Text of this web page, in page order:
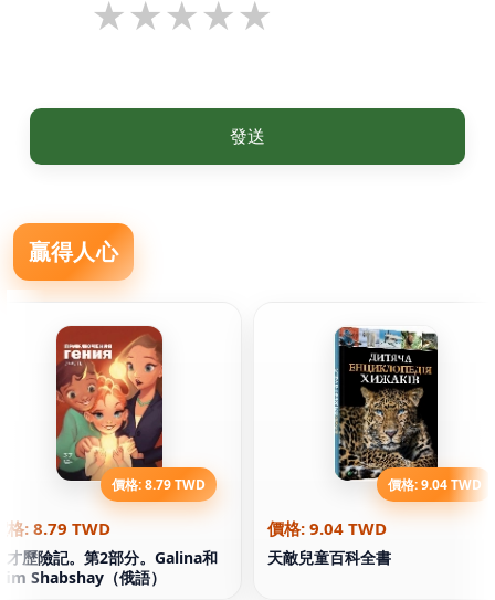
發送
贏得人心
價格: 8.79 TWD
格: 8.79 TWD
才歷險記。第2部分。Galina和
Shabshay（俄語）
價格: 9.04 TWD
價格: 9.04 TWD
天敵兒童百科全書